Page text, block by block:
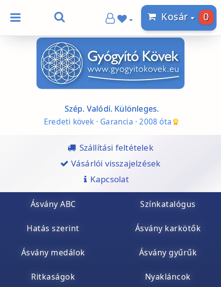
Kosár 0
Szép. Valódi. Különleges.
Eredeti kövek · Garancia · 2008 óta
Szállítási feltételek
Vásárlói visszajelzések
Kapcsolat
Ásvány ABC Színkatalógus
Hatás szerint Ásvány karkötők
Ásvány medálok Ásvány gyűrűk
Ritkaságok Nyakláncok